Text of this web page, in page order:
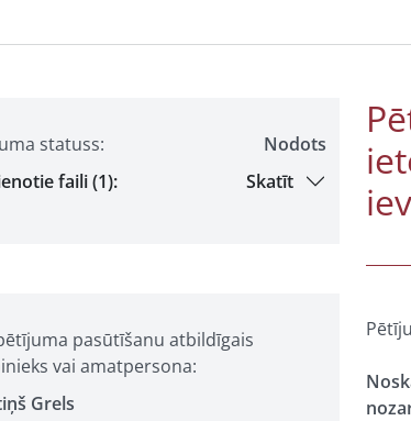
statuss:
Nodots
faili (1):
Skatīt
pasūtīšanu atbildīgais
vai amatpersona:
Grels